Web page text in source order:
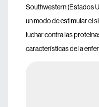
Southwestern (Estados
un modo de estimular el
luchar contra las
características de la